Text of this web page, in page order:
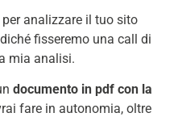
per analizzare il tuo sito
fisseremo una call di
mia analisi.
documento in pdf con la
fare in autonomia, oltre